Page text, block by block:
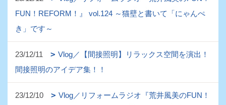
FUN！REFORM！』 vol.124 ～猫壁と書いて「にゃんぺ
き」です～
23/12/11
Vlog／【間接照明】リラックス空間を演出！
間接照明のアイデア集！！
23/12/10
Vlog／リフォームラジオ『荒井風美のFUN！